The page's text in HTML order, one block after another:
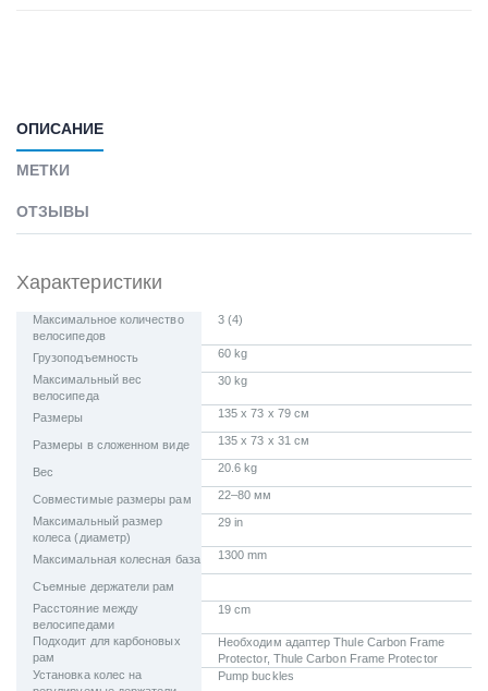
ОПИСАНИЕ
МЕТКИ
ОТЗЫВЫ
Характеристики
Максимальное количество
велосипедов
3 (4)
Грузоподъемность
60 kg
Максимальный вес
велосипеда
30 kg
Размеры 135 x 73 x 79 см
Размеры в сложенном виде 135 x 73 x 31 см
Вес 20.6 kg
Совместимые размеры рам
22–80 мм
Максимальный размер
колеса (диаметр)
29 in
Максимальная колесная база 1300 mm
Съемные держатели рам
Расстояние между
велосипедами
19 cm
Подходит для карбоновых
рам
Необходим адаптер Thule Carbon Frame
Protector, Thule Carbon Frame Protector
Установка колес на
Pump buckles